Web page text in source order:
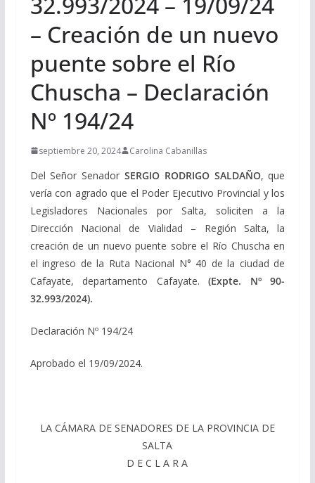
– Creación de un nuevo
puente sobre el Río
Chuscha – Declaración
Nº 194/24
septiembre 20, 2024 Carolina Cabanillas
Del Señor Senador SERGIO RODRIGO SALDAÑO, que
vería con agrado que el Poder Ejecutivo Provincial y los
Legisladores Nacionales por Salta, soliciten a la
Dirección Nacional de Vialidad – Región Salta, la
creación de un nuevo puente sobre el Río Chuscha en
el ingreso de la Ruta Nacional N° 40 de la ciudad de
Cafayate, departamento Cafayate.(Expte. Nº 90-
32.993/2024).
Declaración Nº 194/24
Aprobado el 19/09/2024.
LA CÁMARA DE SENADORES DE LA PROVINCIA DE
SALTA
D E C L A R A